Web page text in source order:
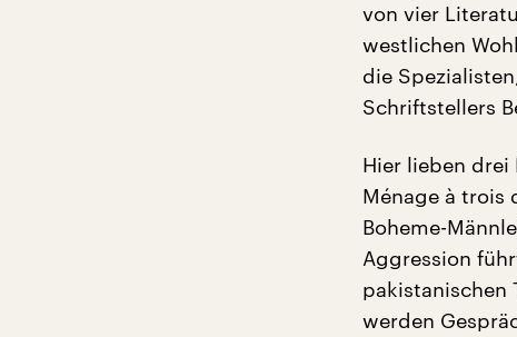
von vier
westlichen
die
Schriftstellers
Hier lieben drei
Ménage à trois
Boheme-
Aggression
pakistanischen
werden